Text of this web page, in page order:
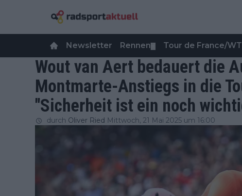
Newsletter Rennen Tour de France/
Wout van Aert bedauert die
Montmarte-Anstiegs in die
"Sicherheit ist ein noch
durch Oliver Ried Mittwoch, 21 Mai 2025 um 16:00